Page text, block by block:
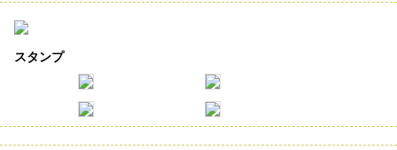
スタンプ